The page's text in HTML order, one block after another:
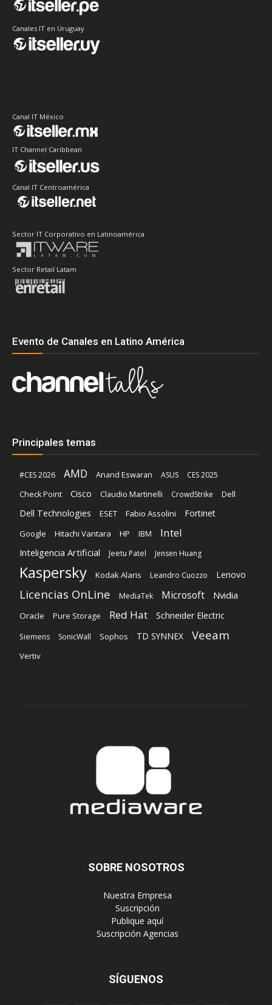
Canales IT en Uruguay
Canal IT México
IT Channel Caribbean
Canal IT Centroamérica
Sector IT Corporativo en Latinoamérica
Sector Retail Latam
Evento de Canales en Latino América
Principales temas
#CES 2026 AMD Anand Eswaran ASUS
CES 2025
Check Point
Cisco Claudio Martinelli CrowdStrike Dell
Dell Technologies ESET Fabio Assolini Fortinet
Google Hitachi Vantara HP IBM Intel
Inteligencia Artificial Jeetu Patel Jensen Huang
Kaspersky Kodak Alaris Leandro Cuozzo Lenovo
Licencias OnLine MediaTek Microsoft Nvidia
Oracle Pure Storage Red Hat Schneider Electric
Siemens SonicWall Sophos TD SYNNEX Veeam
Vertiv
SOBRE NOSOTROS
‎ Nuestra Empresa
‎ Suscripción
‎ Publique aquí
‎ Suscripción Agencias
SÍGUENOS